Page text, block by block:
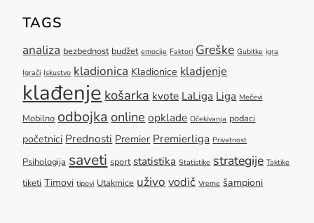
TAGS
analiza bezbednost budžet emocije Faktori Greške Gubitke igra
Igrači Iskustvo kladionica Kladionice kladjenje
klađenje košarka kvote LaLiga Liga Mečevi
Mobilno odbojka online opklade Očekivanja podaci
početnici Prednosti Premier Premierliga Privatnost
Psihologija saveti sport statistika Statistike strategije Taktike
tiketi Timovi tipovi Utakmice uživo vodič Vreme šampioni